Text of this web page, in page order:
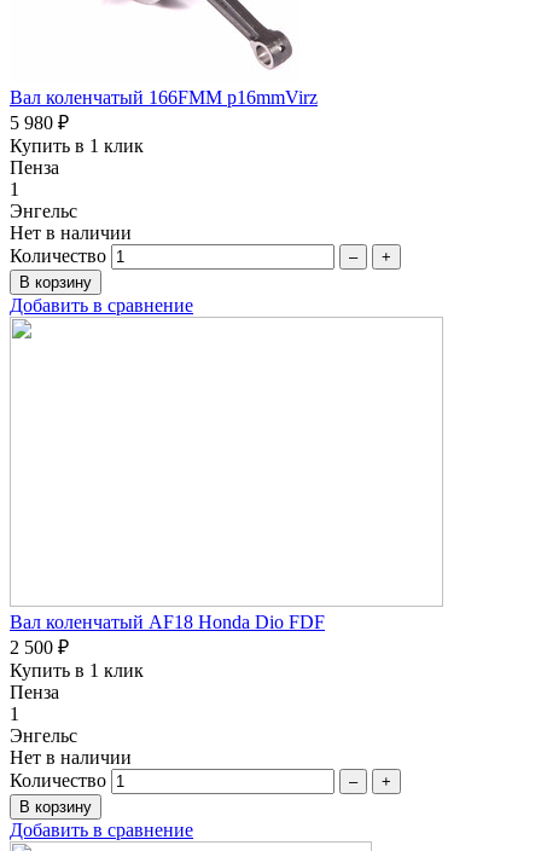
Вал коленчатый 166FMM p16mmVirz
5 980 ₽
Купить в 1 клик
Пенза
1
Энгельс
Нет в наличии
Количество
– +
Добавить в сравнение
Вал коленчатый AF18 Honda Dio FDF
2 500 ₽
Купить в 1 клик
Пенза
1
Энгельс
Нет в наличии
Количество
– +
Добавить в сравнение